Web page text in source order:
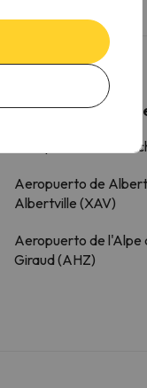
Aeropuertos
Aeropuerto de
Aeropuerto de
Albertville (XAV)
Aeropuerto de l'Alpe
Giraud (AHZ)